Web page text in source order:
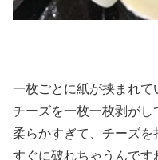
一枚ごとに紙が挟まれて
チーズを一枚一枚剥がし
柔らかすぎて、チーズを
すぐに破れちゃうんです